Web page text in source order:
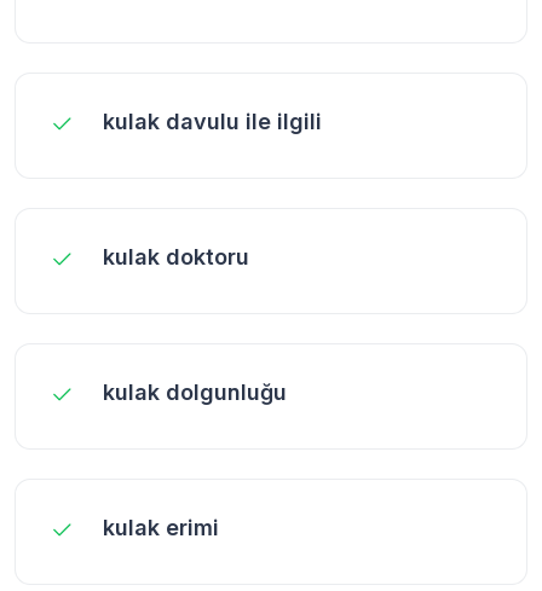
kulak davulu ile ilgili
kulak doktoru
kulak dolgunluğu
kulak erimi